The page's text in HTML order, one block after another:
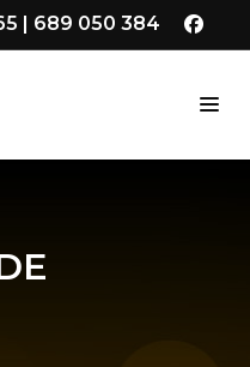
| 689 050 384